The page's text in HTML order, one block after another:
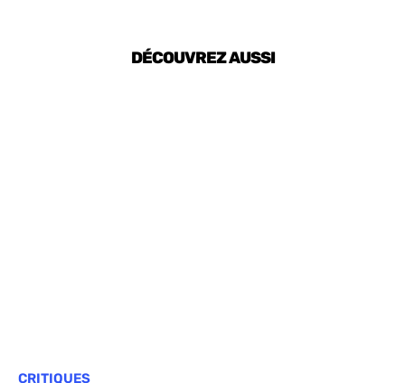
DÉCOUVREZ AUSSI
CRITIQUES